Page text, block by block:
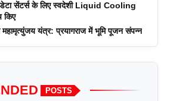
सेंटर्स के लिए स्वदेशी Liquid Cooling
किए
महामृत्युंजय यंत्र: प्रयागराज में भूमि पूजन संपन्न
POSTS